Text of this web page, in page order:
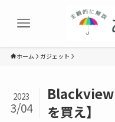
ホーム ガジェット
Blackview
を買え】
2023
3/04